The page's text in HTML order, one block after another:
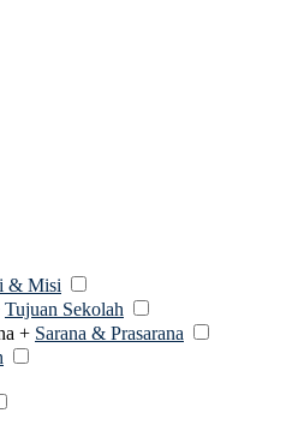
& Misi
Tujuan Sekolah
+ Sarana & Prasarana